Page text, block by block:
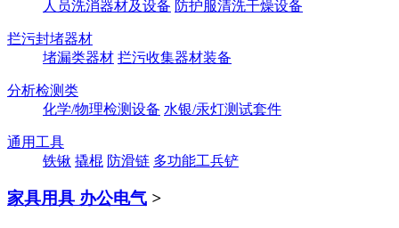
人员洗消器材及设备 防护服清洗干燥设备
拦污封堵器材
堵漏类器材 拦污收集器材装备
分析检测类
化学/物理检测设备 水银/汞灯测试套件
通用工具
铁锹 撬棍 防滑链 多功能工兵铲
家具用具 办公电气 >